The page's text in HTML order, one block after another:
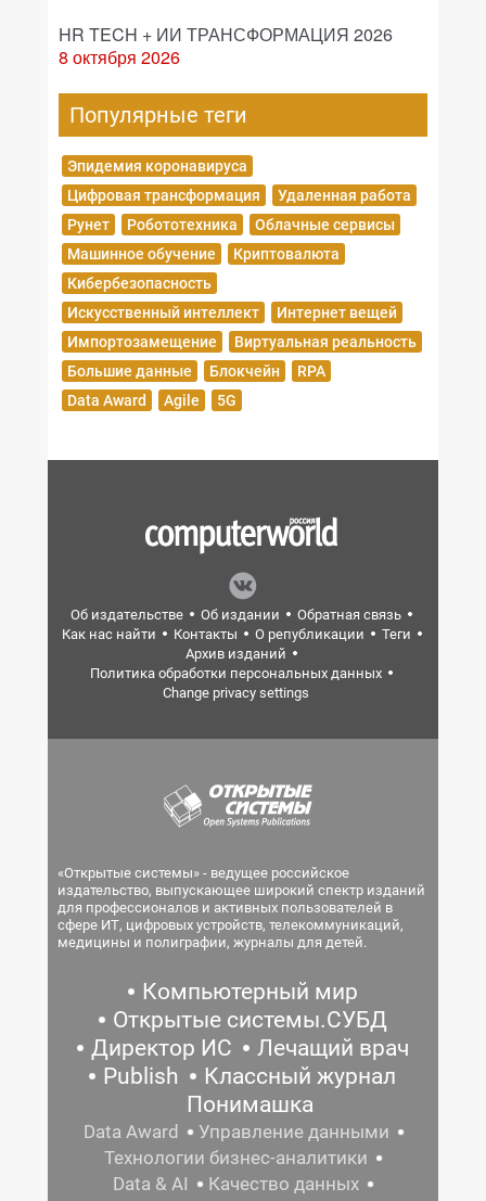
HR TECH + ИИ ТРАНСФОРМАЦИЯ 2026
8 октября 2026
Популярные теги
Эпидемия коронавируса
Цифровая трансформация
Удаленная работа
Рунет
Робототехника
Облачные сервисы
Машинное обучение
Криптовалюта
Кибербезопасность
Искусственный интеллект
Интернет вещей
Импортозамещение
Виртуальная реальность
Большие данные
Блокчейн
RPA
Data Award
Agile 5G
Об издательстве Об издании
Обратная связь
Как нас найти
Контакты О републикации
Теги
Архив изданий
Политика обработки персональных данных
Change privacy settings
«Открытые системы» - ведущее российское
издательство, выпускающее широкий спектр изданий
для профессионалов и активных пользователей в
сфере ИТ, цифровых устройств, телекоммуникаций,
медицины и полиграфии, журналы для детей.
Компьютерный мир
Открытые системы.СУБД
Директор ИС
Лечащий врач
Publish
Классный журнал
Понимашка
Data Award
Управление данными
Технологии бизнес-аналитики
Data & AI
Качество данных